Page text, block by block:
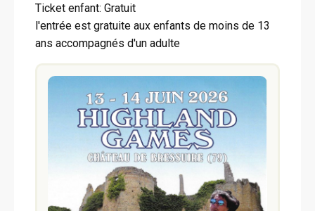
Ticket enfant: Gratuit
l'entrée est gratuite aux enfants de moins de 13
ans accompagnés d'un adulte